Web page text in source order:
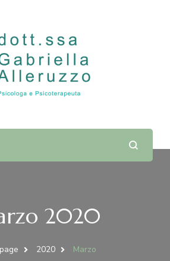
Alleruzzo |
e Psicoterapeuta
2020
2020 Marzo